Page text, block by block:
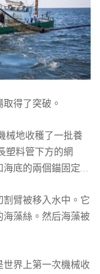
得了突破。
械地收穫了一批養
塑料管下方的網
底的兩個錨固定在
臂被移入水中。它
藻絲。然后海藻被
界上第一次機械收